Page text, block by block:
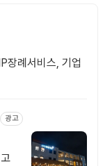
장례서비스, 기업
광고